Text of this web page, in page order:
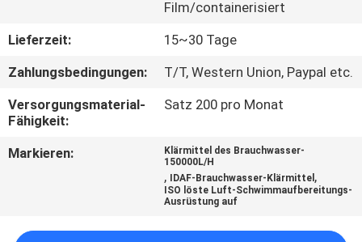
IN
NACHRICHTEN
FORDERN
Film/containerisiert
Lieferzeit:
15~30 Tage
Zahlungsbedingungen:
T/T, Western Union, Paypal etc.
Versorgungsmaterial-
Fähigkeit:
Satz 200 pro Monat
Markieren:
Klärmittel des Brauchwasser-
150000L/H
, IDAF-Brauchwasser-Klärmittel ,
ISO löste Luft-Schwimmaufbereitungs-
Ausrüstung auf